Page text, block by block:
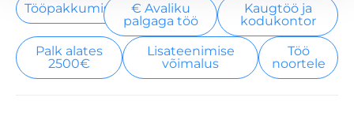
Tööpakkumised
€ Avaliku
palgaga töö
Kaugtöö ja
kodukontor
Palk alates
2500€
Lisateenimise
võimalus
Töö
noortele